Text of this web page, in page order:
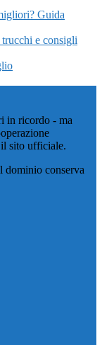
Guida
e consigli
in ricordo - ma
sito ufficiale.
dominio conserva